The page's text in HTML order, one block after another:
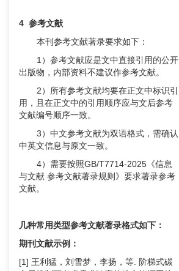
4 参考文献
本刊参考文献著录要求如下：
1）参考文献应是文中直接引用的公开
出版物，内部资料不建议作参考文献。
2）所有参考文献均要在正文中标识引
用，且在正文中的引用顺序应与文后参考
文献编号顺序一致。
3）中文参考文献为双语格式，需确认
中英文信息与原文一致。
4）需要按照GB/T7714-2025《信息
与文献 参考文献著录规则》要求著录参考
文献。
几种常用类型参考文献著录格式如下：
期刊文献示例：
[1] 王利猛，刘雪梦，李扬，等. 阶梯式碳